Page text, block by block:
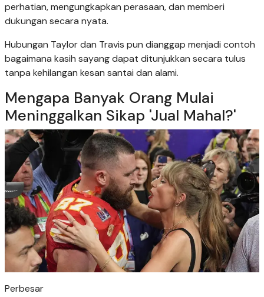
perhatian, mengungkapkan perasaan, dan memberi
dukungan secara nyata.
Hubungan Taylor dan Travis pun dianggap menjadi contoh
bagaimana kasih sayang dapat ditunjukkan secara tulus
tanpa kehilangan kesan santai dan alami.
Mengapa Banyak Orang Mulai
Meninggalkan Sikap 'Jual Mahal?'
Perbesar